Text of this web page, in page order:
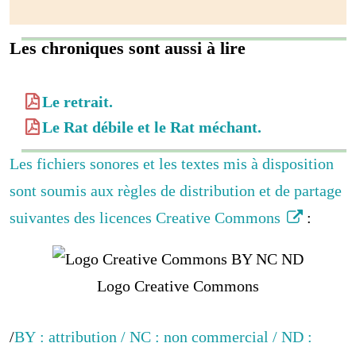
Les chroniques sont aussi à lire
Le retrait.
Le Rat débile et le Rat méchant.
Les fichiers sonores et les textes mis à disposition
sont soumis aux règles de distribution et de partage
suivantes des licences Creative Commons
:
Logo Creative Commons
/BY : attribution / NC : non commercial / ND :